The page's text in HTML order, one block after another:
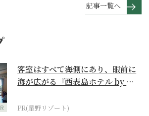
記事一覧へ
客室はすべて海側にあり、眼前に
海が広がる『西表島ホテル by 星
PR(星野リゾート)